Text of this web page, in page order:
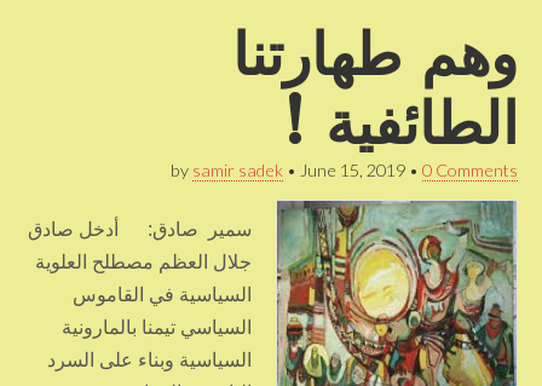
وهم طهارتنا
الطائفية !
by samir sadek • June 15, 2019 • 0 Comments
سمير صادق: أدخل صادق
جلال العظم مصطلح العلوية
السياسية في القاموس
السياسي تيمنا بالمارونية
السياسية وبناء على السرد